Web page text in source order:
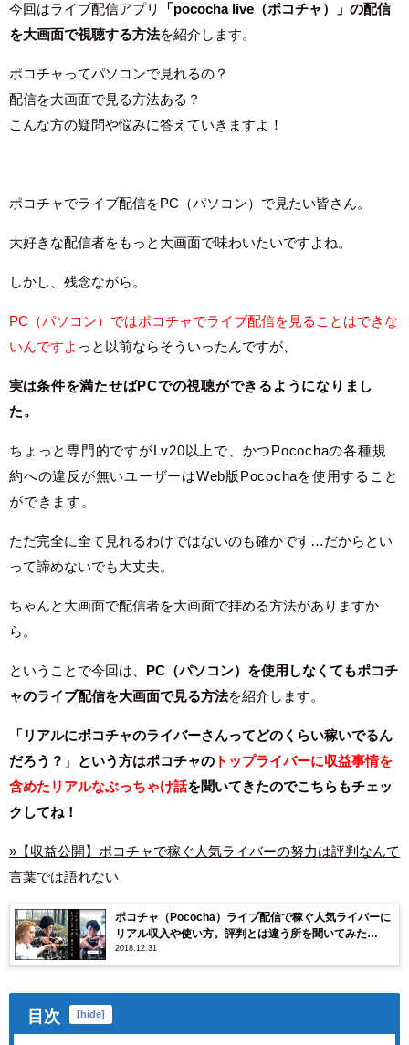
今回はライブ配信アプリ
「pococha live（ポコチャ）」の配信
を大画面で視聴する方法を紹介します。
ポコチャってパソコンで見れるの？
配信を大画面で見る方法ある？
こんな方の疑問や悩みに答えていきますよ！
ポコチャでライブ配信をPC（パソコン）で見たい皆さん。
大好きな配信者をもっと大画面で味わいたいですよね。
しかし、残念ながら。
PC（パソコン）ではポコチャでライブ配信を見ることはできな
いんですよ っと以前ならそういったんですが、
実は条件を満たせばPCでの視聴ができるようになりまし
た。
ちょっと専門的ですがLv20以上で、かつPocochaの各種規
約への違反が無いユーザーはWeb版Pocochaを使用すること
ができます。
ただ完全に全て見れるわけではないのも確かです…だからとい
って諦めないでも大丈夫。
ちゃんと大画面で配信者を大画面で拝める方法がありますか
ら。
ということで今回は、
PC（パソコン）を使用しなくてもポコチ
ャのライブ配信を大画面で見る方法を紹介します。
「リアルにポコチャのライバーさんってどのくらい稼いでるん
だろう？ 」 という方はポコチャの トップライバーに収益事情を
含めたリアルなぶっちゃけ話を聞いてきたのでこちらもチェッ
クしてね！
»【収益公開】ポコチャで稼ぐ人気ライバーの努力は評判なんて
言葉では語れない
ポコチャ（Pococha）ライブ配信で稼ぐ人気ライバーに
リアル収入や使い方。評判とは違う所を聞いてみた
【PR】
2018.12.31
目次 [hide]